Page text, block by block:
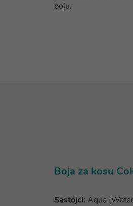
boju.
Boja za kosu
Sastojci: Aqua